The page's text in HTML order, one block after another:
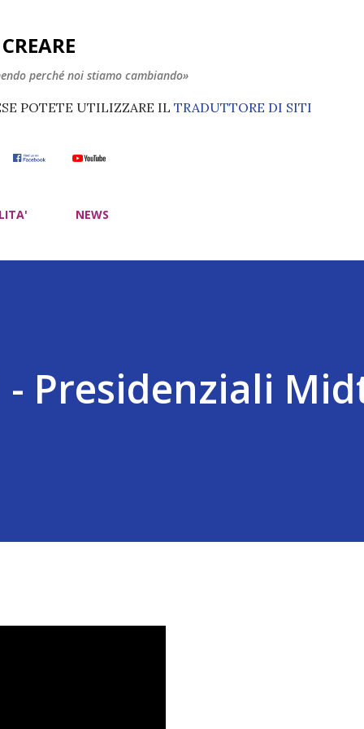
perché noi stiamo cambiando»
POTETE UTILIZZARE IL TRADUTTORE DI SITI
NEWS
- Presidenziali